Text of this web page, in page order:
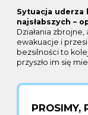
Sytuacja
najsłabszych –
Działania
ewakuacje i
bezsilności to
przyszło im się
PROSIMY,